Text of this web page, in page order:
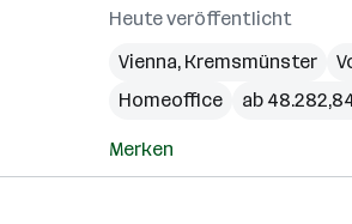
Heute veröffentlicht
Vienna, Kremsmünster
Homeoffice
ab
Merken